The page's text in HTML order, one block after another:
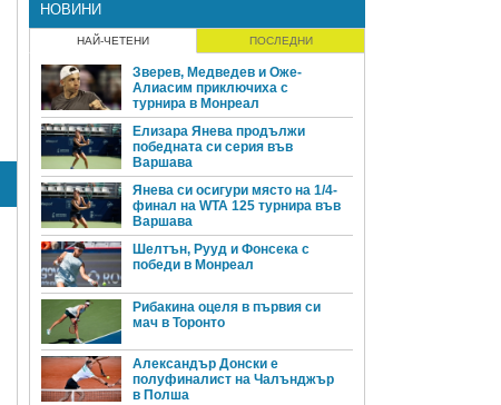
НОВИНИ
НАЙ-ЧЕТЕНИ ПОСЛЕДНИ
Зверев, Медведев и Оже-
Алиасим приключиха с
турнира в Монреал
Елизара Янева продължи
победната си серия във
Варшава
Янева си осигури място на 1/4-
финал на WTA 125 турнира във
Варшава
Шелтън, Рууд и Фонсека с
победи в Монреал
Рибакина оцеля в първия си
мач в Торонто
Александър Донски е
полуфиналист на Чалънджър
в Полша